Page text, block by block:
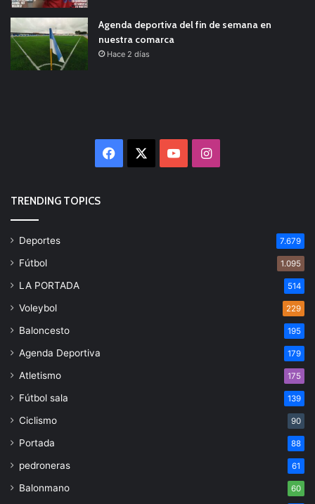
Agenda deportiva del fin de semana en
nuestra comarca
Hace 2 días
Facebook YouTubeInstagram
TRENDING TOPICS
Deportes 7.679
Fútbol 1.095
LA PORTADA 514
Voleybol 229
Baloncesto 195
Agenda Deportiva 179
Atletismo 175
Fútbol sala 139
Ciclismo 90
Portada 88
pedroneras 61
Balonmano 60